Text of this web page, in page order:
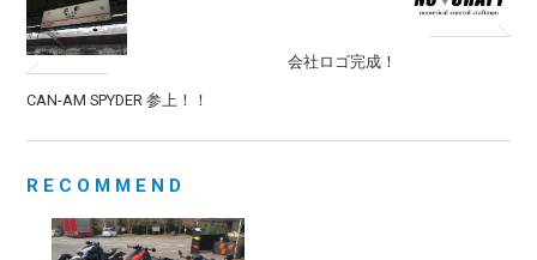
CAN-AM SPYDER 参上！！
会社ロゴ完成！
RECOMMEND